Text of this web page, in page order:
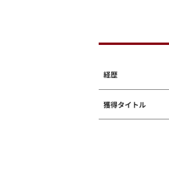
経歴
獲得タイトル